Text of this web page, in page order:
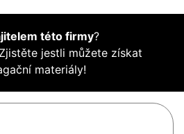
této firmy?
Zjistěte jestli můžete získat
materiály!